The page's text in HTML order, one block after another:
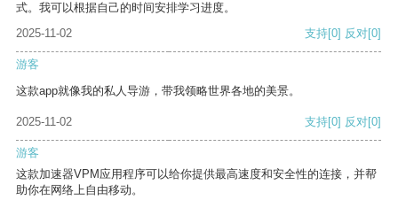
式。我可以根据自己的时间安排学习进度。
2025-11-02
支持[0] 反对[0]
游客
这款app就像我的私人导游，带我领略世界各地的美景。
2025-11-02 支持[0] 反对[0]
游客
这款加速器VPM应用程序可以给你提供最高速度和安全性的连接，并帮
助你在网络上自由移动。